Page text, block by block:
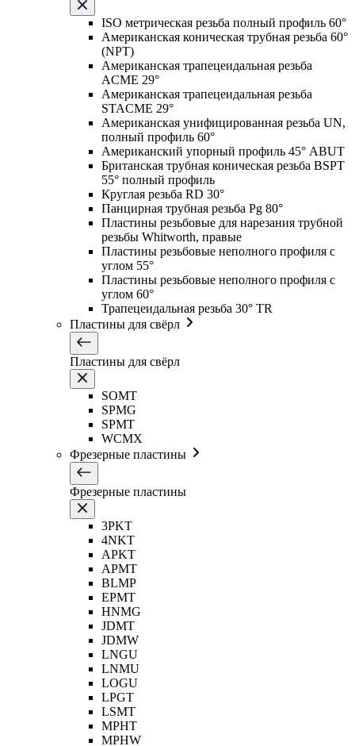
ISO метрическая резьба полный профиль 60°
Американская коническая трубная резьба 60°
(NPT)
Американская трапецеидальная резьба
ACME 29°
Американская трапецеидальная резьба
STACME 29°
Американская унифицированная резьба UN,
полный профиль 60°
Американский упорный профиль 45° ABUT
Британская трубная коническая резьба BSPT
55° полный профиль
Круглая резьба RD 30°
Панцирная трубная резьба Pg 80°
Пластины резьбовые для нарезания трубной
резьбы Whitworth, правые
Пластины резьбовые неполного профиля с
углом 55°
Пластины резьбовые неполного профиля с
углом 60°
Трапецеидальная резьба 30° TR
Пластины для свёрл
Пластины для свёрл
SOMT
SPMG
SPMT
WCMX
Фрезерные пластины
Фрезерные пластины
3PKT
4NKT
APKT
APMT
BLMP
EPMT
HNMG
JDMT
JDMW
LNGU
LNMU
LOGU
LPGT
LSMT
MPHT
MPHW